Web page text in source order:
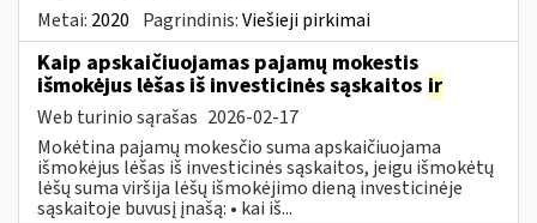
Metai: 2020 Pagrindinis:Viešieji pirkimai
Kaip apskaičiuojamas pajamų mokestis
išmokėjus lėšas iš investicinės sąskaitos ir
Web turinio sąrašas 2026-02-17
Mokėtina pajamų mokesčio suma apskaičiuojama
išmokėjus lėšas iš investicinės sąskaitos, jeigu išmokėtų
lėšų suma viršija lėšų išmokėjimo dieną investicinėje
sąskaitoje buvusį įnašą: • kai iš...